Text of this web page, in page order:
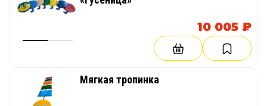
10 005 ₽
Мягкая тропинка